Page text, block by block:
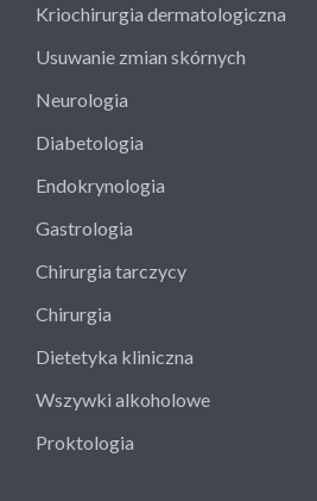
Kriochirurgia dermatologiczna
Usuwanie zmian skórnych
Neurologia
Diabetologia
Endokrynologia
Gastrologia
Chirurgia tarczycy
Chirurgia
Dietetyka kliniczna
Wszywki alkoholowe
Proktologia